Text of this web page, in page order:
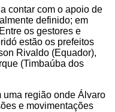
contar com o apoio de
definido; em
os gestores e
estão os prefeitos
Rivaldo (Equador),
(Timbaúba dos
uma região onde Álvaro
e movimentações